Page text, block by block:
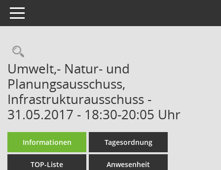
Toggle navigation
Rechercheauswahl
Umwelt,- Natur- und
Planungsausschuss,
Infrastrukturausschuss -
31.05.2017 - 18:30-20:05 Uhr
Informationen Tagesordnung
TOP-Liste Anwesenheit